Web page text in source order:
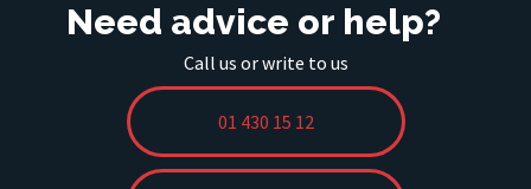
Need advice or help?
Call us or write to us
01 430 15 12